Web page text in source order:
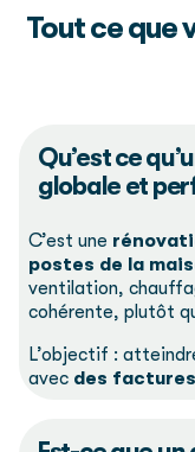
Tout ce que
Qu’est ce
globale et
C’est une
postes de la
ventilation,
cohérente, plutôt
L’objectif :
avec des